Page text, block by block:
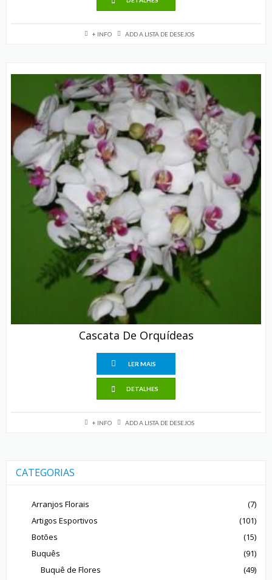
+ INFO ADD A LISTA DE DESEJOS
Cascata De Orquídeas
LER MAIS
DETALHES
+ INFO ADD A LISTA DE DESEJOS
CATEGORIAS
Arranjos Florais
(7)
Artigos Esportivos
(101)
Botões
(15)
Buquês
(91)
Buquê de Flores
(49)